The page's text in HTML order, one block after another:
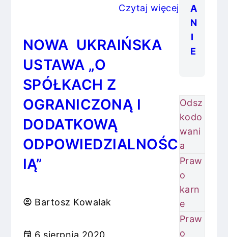
Czytaj więcej
NOWA UKRAIŃSKA
USTAWA „O
SPÓŁKACH Z
OGRANICZONĄ I
DODATKOWĄ
ODPOWIEDZIALNOŚC
IĄ”
Bartosz Kowalak
6 sierpnia 2020
A
N
I
E
Odsz
kodo
wani
a
Praw
o
karn
e
Praw
o